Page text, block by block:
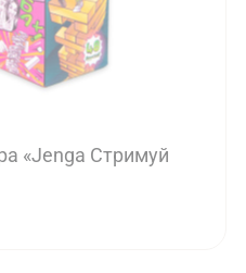
«Jenga Стримуй